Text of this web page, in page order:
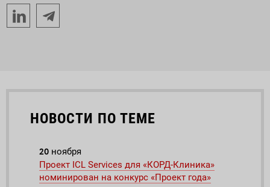
НОВОСТИ ПО ТЕМЕ
20 ноября
Проект ICL Services для «КОРД-Клиника»
номинирован на конкурс «Проект года»